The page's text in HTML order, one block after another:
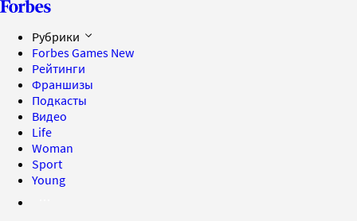
Рубрики
Forbes Games New
Рейтинги
Франшизы
Подкасты
Видео
Life
Woman
Sport
Young